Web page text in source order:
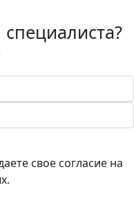
свое согласие на